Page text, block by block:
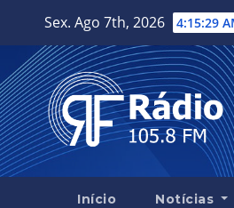
content
Sex. Ago 7th, 2026 4:15:29
Início Notícias